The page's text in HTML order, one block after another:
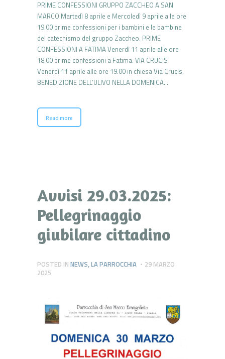
PRIME CONFESSIONI GRUPPO ZACCHEO A SAN
MARCO Martedì 8 aprile e Mercoledì 9 aprile alle ore
19.00 prime confessioni per i bambini e le bambine
del catechismo del gruppo Zaccheo. PRIME
CONFESSIONI A FATIMA Venerdì 11 aprile alle ore
18.00 prime confessioni a Fatima. VIA CRUCIS
Venerdì 11 aprile alle ore 19.00 in chiesa Via Crucis.
BENEDIZIONE DELL’ULIVO NELLA DOMENICA…
Read more
Avvisi 29.03.2025:
Pellegrinaggio
giubilare cittadino
POSTED IN NEWS,LA PARROCCHIA
29 MARZO
2025